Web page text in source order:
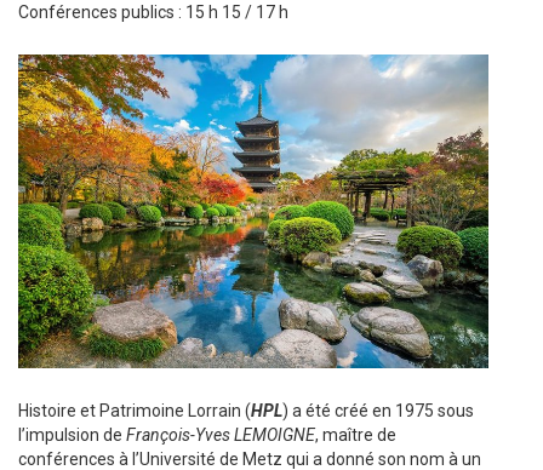
Conférences publics : 15 h 15 / 17 h
Histoire et Patrimoine Lorrain (HPL) a été créé en 1975 sous
l’impulsion de François-Yves LEMOIGNE, maître de
conférences à l’Université de Metz qui a donné son nom à un